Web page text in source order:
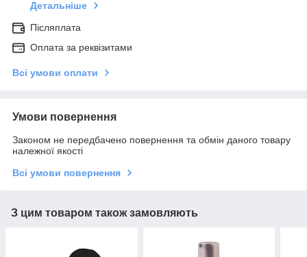
Детальніше
Післяплата
Оплата за реквізитами
Всі умови оплати
Умови повернення
Законом не передбачено повернення та обмін даного товару
належної якості
Всі умови повернення
З цим товаром також замовляють